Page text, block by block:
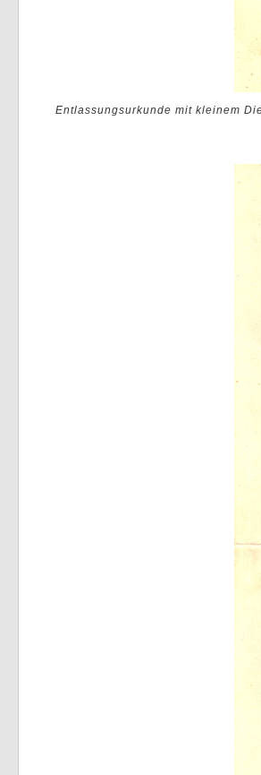
Entlassungsurkunde mit kleinem